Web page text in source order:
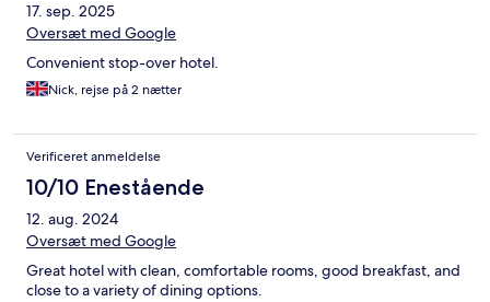
17. sep. 2025
Oversæt med Google
Convenient stop-over hotel.
Nick, rejse på 2 nætter
Verificeret anmeldelse
10/10 Enestående
12. aug. 2024
Oversæt med Google
Great hotel with clean, comfortable rooms, good breakfast, and
close to a variety of dining options.